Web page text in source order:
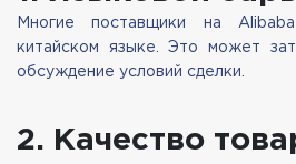
Многие поставщики на
китайском языке. Это может
обсуждение условий сделки.
2. Качество